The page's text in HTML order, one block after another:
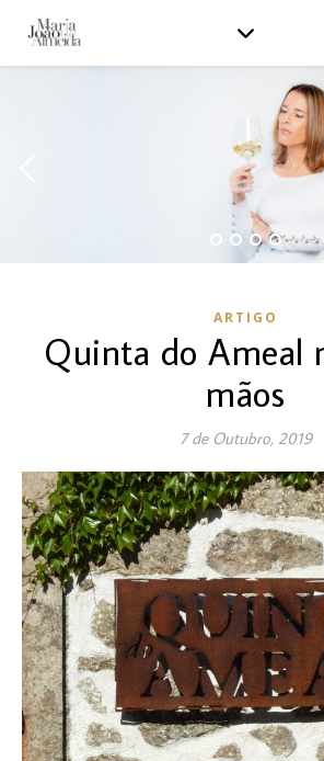
ARTIGO
Quinta do Ameal
mãos
7 de Outubro, 2019